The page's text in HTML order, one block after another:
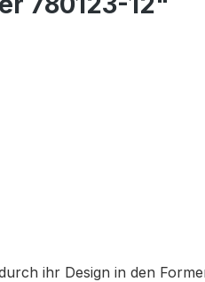
ihr Design in den